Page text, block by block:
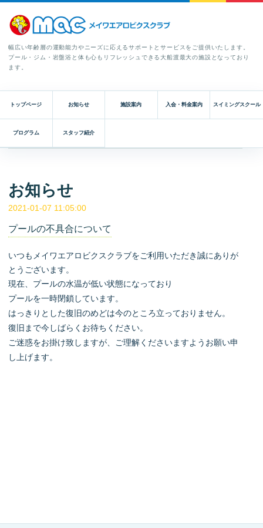
幅広い年齢層の運動能力やニーズに応えるサポートとサービスをご提供いたします。
プール・ジム・岩盤浴と体も心もリフレッシュできる大船渡最大の施設となっており
ます。
トップページ お知らせ 施設案内 入会・料金案内 スイミングスクール
プログラム スタッフ紹介
お知らせ
2021-01-07 11:05:00
プールの不具合について
いつもメイワエアロビクスクラブをご利用いただき誠にありが
とうございます。
現在、プールの水温が低い状態になっており
プールを一時閉鎖しています。
はっきりとした復旧のめどは今のところ立っておりません。
復旧まで今しばらくお待ちください。
ご迷惑をお掛け致しますが、ご理解くださいますようお願い申
し上げます。